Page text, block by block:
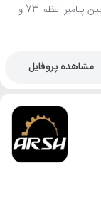
مشهد، منطقه 12، محله امیریه، بزرگراه پیامبراعظم، بین پیامبر اعظم 73 و
مشاهده پروفایل